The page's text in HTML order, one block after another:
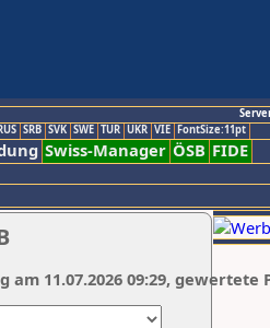
SRB SVK SWE TUR UKR VIE FontSize:11pt
Swiss-Manager ÖSB FIDE
am 11.07.2026 09:29, gewertete